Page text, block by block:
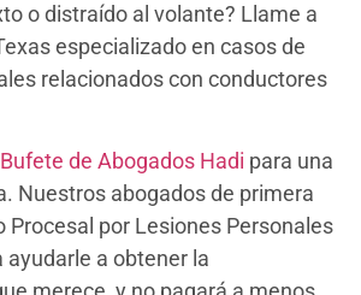
o distraído al volante? Llame a
especializado en casos de
relacionados con conductores
de Abogados Hadi para una
Nuestros abogados de primera
Procesal por Lesiones Personales
a obtener la